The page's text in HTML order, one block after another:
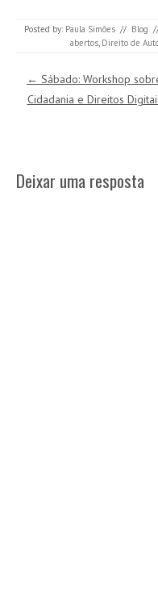
Posted by: Paula Simões // Blog
abertos, Direito de
Post navigation
← Sábado: Workshop
Cidadania e Direitos
Deixar uma resposta